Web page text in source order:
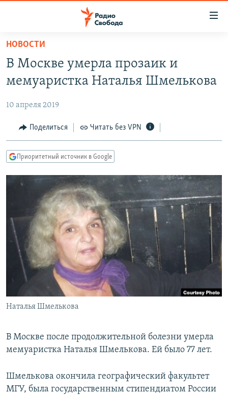
упрощенного
доступа
основному
Вернутся
главной
навигации
Вернутся
АВТОРСКИЕ ПРОЕКТЫ
ЦИТАТЫ СВОБОДЫ
МНЕНИЯ
IDEL.РЕАЛИИ
КАВКАЗ.РЕАЛИИ
СЕВЕР.РЕАЛИИ
СИБИРЬ.РЕАЛИИ
РАСПИСАНИЕ ВЕЩАНИЯ
ПОДПИШИТЕСЬ НА РАССЫЛКУ
СОЦИАЛЬНЫЕ СЕТИ
Все сайты РСЕ/РС
НОВОСТИ
В Москве умерла прозаик и
мемуаристка Наталья Шмелькова
10 апреля 2019
Поделиться Читать без VPN
Приоритетный источник в Google
Наталья Шмелькова
В Москве после продолжительной болезни умерла
мемуаристка Наталья Шмелькова. Ей было 77 лет.
Шмелькова окончила географический факультет
МГУ, была государственным стипендиатом России